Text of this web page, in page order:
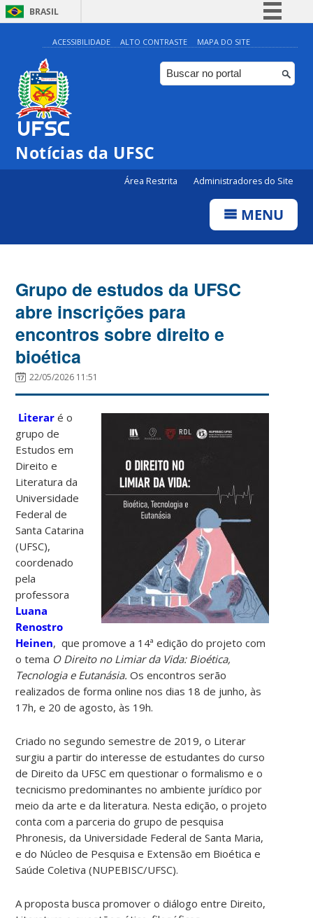
BRASIL
Simplifique!
Comunica BR
Participe
ACESSIBILIDADE ALTO CONTRASTE MAPA DO SITE
Notícias da UFSC
Área Restrita Administradores do Site
MENU
Grupo de estudos da UFSC
abre inscrições para
encontros sobre direito e
bioética
22/05/2026 11:51
Literar é o
grupo de
Estudos em
Direito e
Literatura da
Universidade
Federal de
Santa Catarina
(UFSC),
coordenado
pela
professora
Luana
Renostro
Heinen, que promove a 14ª edição do projeto com
o tema O Direito no Limiar da Vida: Bioética,
Tecnologia e Eutanásia. Os encontros serão
realizados de forma online nos dias 18 de junho, às
17h, e 20 de agosto, às 19h.
Criado no segundo semestre de 2019, o Literar
surgiu a partir do interesse de estudantes do curso
de Direito da UFSC em questionar o formalismo e o
tecnicismo predominantes no ambiente jurídico por
meio da arte e da literatura. Nesta edição, o projeto
conta com a parceria do grupo de pesquisa
Phronesis, da Universidade Federal de Santa Maria,
e do Núcleo de Pesquisa e Extensão em Bioética e
Saúde Coletiva (NUPEBISC/UFSC).
A proposta busca promover o diálogo entre Direito,